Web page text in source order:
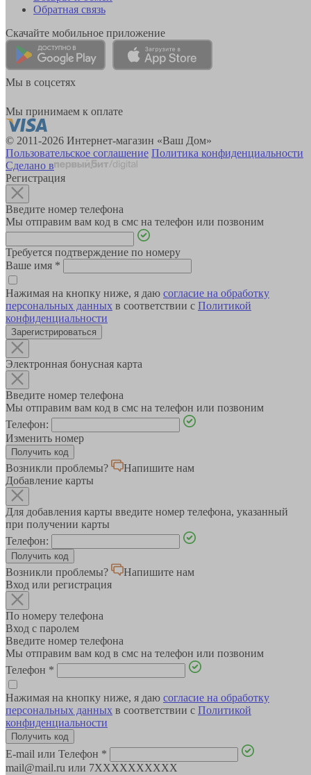
Обратная связь
Скачайте мобильное приложение
Мы в соцсетях
Мы принимаем к оплате
© 2011-2026 Интернет-магазин «Ваш Дом»
Пользовательское соглашение Политика конфиденциальности
Сделано в
Регистрация
Введите номер телефона
Мы отправим вам код в смс на телефон или позвоним
Требуется подтверждение по номеру
Ваше имя *
Нажимая на кнопку ниже, я даю согласие на обработку
персональных данных в соответствии с Политикой
конфиденциальности
Зарегистрироваться
Электронная бонусная карта
Введите номер телефона
Мы отправим вам код в смс на телефон или позвоним
Телефон:
Изменить номер
Возникли проблемы?
Напишите нам
Добавление карты
Для добавления карты введите номер телефона, указанный
при получении карты
Телефон:
Возникли проблемы?
Напишите нам
Вход или регистрация
По номеру телефона
Вход с паролем
Введите номер телефона
Мы отправим вам код в смс на телефон или позвоним
Телефон *
Нажимая на кнопку ниже, я даю согласие на обработку
персональных данных в соответствии с Политикой
конфиденциальности
E-mail или Телефон *
mail@mail.ru или 7XXXXXXXXXX